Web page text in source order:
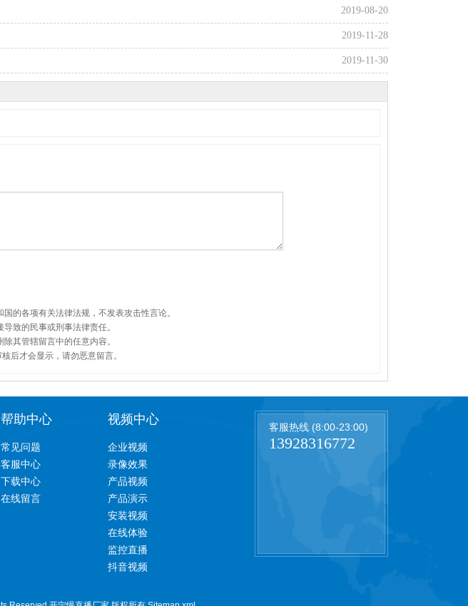
2019-08-20
2019-11-28
2019-11-30
的各项有关法律法规，不发表攻击性言论。
致的民事或刑事法律责任。
其管辖留言中的任意内容。
后才会显示，请勿恶意留言。
帮助中心
常见问题
客服中心
下载中心
在线留言
视频中心
企业视频
录像效果
产品视频
产品演示
安装视频
在线体验
监控直播
抖音视频
客服热线 (8:00-23:00)
13928316772